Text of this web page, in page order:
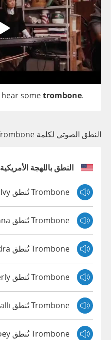
hear sometrombone.
النطق الصوتي لكلمة Trombone
النطق باللهجة الأمريكية
Trombone تُنطق Ivy
Trombone تُنطق Joanna
Trombone تُنطق Kendra
Trombone تُنطق Kimberly
Trombone تُنطق Salli
Trombone تُنطق Joey